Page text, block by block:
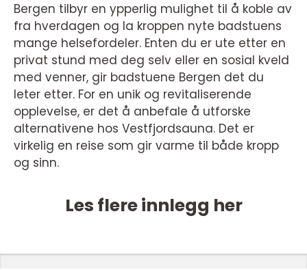
Bergen tilbyr en ypperlig mulighet til å koble av
fra hverdagen og la kroppen nyte badstuens
mange helsefordeler. Enten du er ute etter en
privat stund med deg selv eller en sosial kveld
med venner, gir badstuene Bergen det du
leter etter. For en unik og revitaliserende
opplevelse, er det å anbefale å utforske
alternativene hos Vestfjordsauna. Det er
virkelig en reise som gir varme til både kropp
og sinn.
Les flere innlegg her